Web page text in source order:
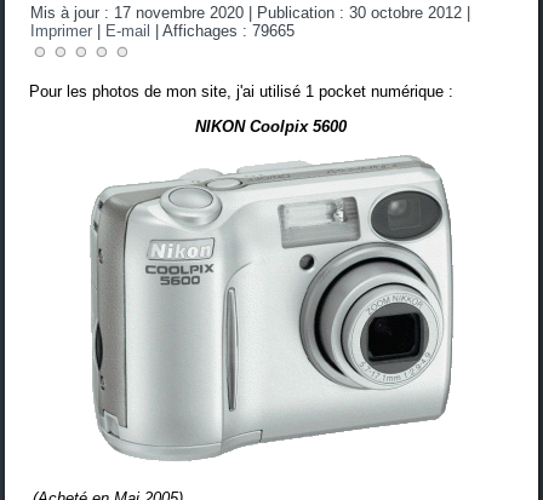
Mis à jour : 17 novembre 2020 Publication : 30 octobre 2012
Imprimer
E-mail |Affichages : 79665
Pour les photos de mon site, j'ai utilisé 1 pocket numérique :
NIKON Coolpix 5600